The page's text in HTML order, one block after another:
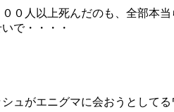
０人以上死んだのも、全部本当
で・・・・
ュがエニグマに会おうとしてる